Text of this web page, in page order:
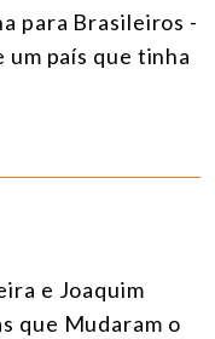
para Brasileiros -
um país que tinha
e Joaquim
que Mudaram o